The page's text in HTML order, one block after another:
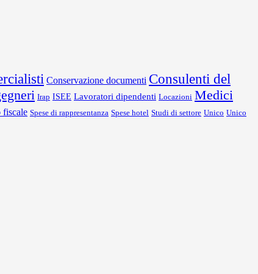
Conservazione documenti Consulenti del
Irap ISEE Lavoratori dipendenti Locazioni Medici
fiscale Spese di rappresentanza Spese hotel Studi di settore Unico Unico